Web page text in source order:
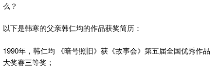
么？
以下是韩寒的父亲韩仁均的作品获奖简历：
1990年，韩仁均 《暗号照旧》获《故事会》第五届全国优秀作品
大奖赛三等奖；